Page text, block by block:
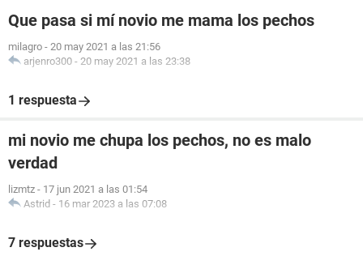
Que pasa si mí novio me mama los pechos
milagro - 20 may 2021 a las 21:56
arjenro300 - 20 may 2021 a las 23:38
1 respuesta
mi novio me chupa los pechos, no es malo
verdad
lizmtz - 17 jun 2021 a las 01:54
Astrid - 16 mar 2023 a las 07:08
7 respuestas